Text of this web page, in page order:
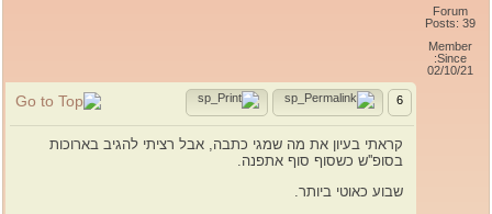
Forum
Posts: 39
Member
Since:
02/10/21
6
קראתי בעיון את מה שמגי כתבה, אבל רציתי להגיב בארוכות
בסופ''ש כשסוף סוף אתפנה.
שבוע כאוטי ביותר.